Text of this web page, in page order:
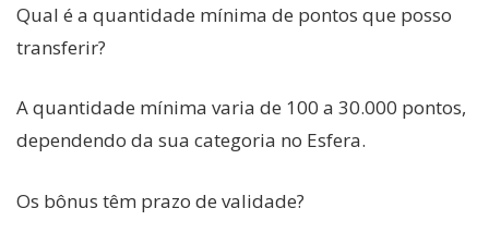
Qual é a quantidade mínima de pontos que posso
transferir?
A quantidade mínima varia de 100 a 30.000 pontos,
dependendo da sua categoria no Esfera.
Os bônus têm prazo de validade?